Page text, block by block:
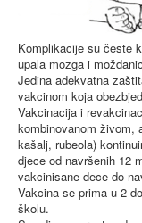
Komplikacije su česte
upala mozga i
Jedina adekvatna
vakcinom koja
Vakcinacija i
kombinovanom živom,
kašalj, rubeola)
djece od navršenih 12
vakcinisane dece do
Vakcina se prima u 2
školu.